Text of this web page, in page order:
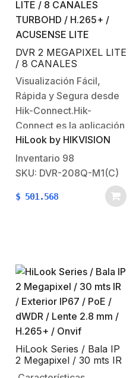
fotografias.Ademas si lo
combina con las otras
soluciónes de Hikvision
como lo son…
DVR 2 MEGAPIXEL LITE
/ 8 CANALES
TURBOHD / H.265+ /
ACUSENSE LITE
Visualización Fácil,
Rápida y Segura desde
Hik-Connect.Hik-
Connect es la aplicación
para dispositivos
moviles tabletas y
smartphones en los
visualizar sus cámaras
combina con las otras
soluciónes de Hikvision
como lo son…
HiLook by HIKVISION
Inventario 98
SKU: DVR-208Q-M1(C)
$ 501.568
HiLook Series / Bala IP
2 Megapixel / 30 mts IR
/ Exterior IP67 / PoE /